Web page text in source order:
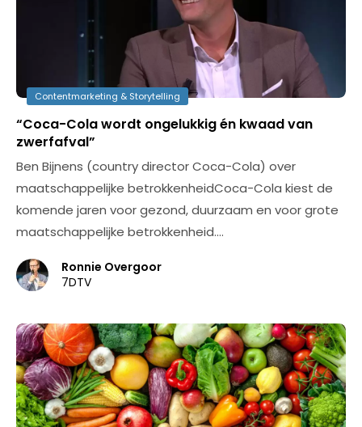
Contentmarketing & Storytelling
“Coca-Cola wordt ongelukkig én kwaad van
zwerfafval”
Ben Bijnens (country director Coca-Cola) over
maatschappelijke betrokkenheidCoca-Cola kiest de
komende jaren voor gezond, duurzaam en voor grote
maatschappelijke betrokkenheid.…
Ronnie Overgoor
7DTV